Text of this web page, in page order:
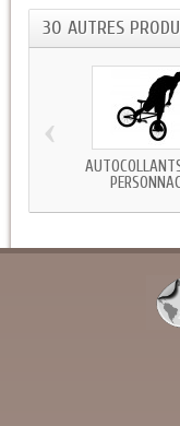
30 AUTRES
‹